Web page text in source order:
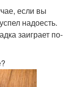
если вы
надоесть.
заиграет по-